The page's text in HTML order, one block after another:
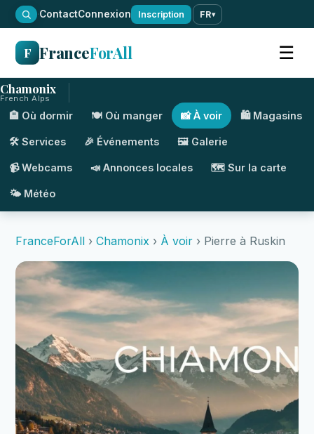
·ContactConnexion Inscription FR▾
F FranceForAll ☰
Chamonix
French Alps
🏨 Où dormir 🍽️ Où manger 📸 À voir 🛍️ Magasins
🛠️ Services 🎉 Événements 🖼️ Galerie
📹 Webcams 📣 Annonces locales 🗺️ Sur la carte
🌤️ Météo
FranceForAll › Chamonix › À voir › Pierre à Ruskin